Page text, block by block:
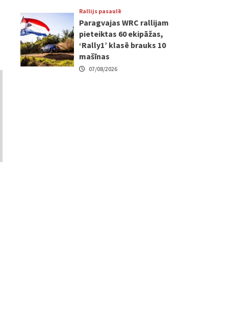
Rallijs pasaulē
Paragvajas WRC rallijam
pieteiktas 60 ekipāžas,
‘Rally1’ klasē brauks 10
mašīnas
07/08/2026